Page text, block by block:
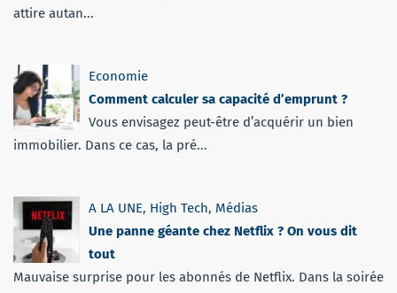
attire autan...
Economie
Comment calculer sa capacité d’emprunt ?
Vous envisagez peut-être d’acquérir un bien
immobilier. Dans ce cas, la pré...
A LA UNE, High Tech, Médias
Une panne géante chez Netflix ? On vous dit
tout
Mauvaise surprise pour les abonnés de Netflix. Dans la soirée